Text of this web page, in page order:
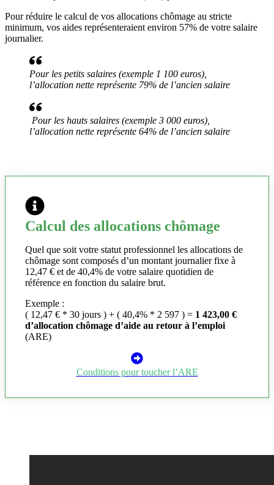
Pour réduire le calcul de vos allocations chômage au stricte
minimum, vos aides représenteraient environ 57% de votre salaire
journalier.
Pour les petits salaires (exemple 1 100 euros),
l’allocation nette représente 79% de l’ancien salaire
Pour les hauts salaires (exemple 3 000 euros),
l’allocation nette représente 64% de l’ancien salaire
Calcul des allocations chômage
Quel que soit votre statut professionnel les allocations de
chômage sont composés d’un montant journalier fixe à
12,47 € et de 40,4% de votre salaire quotidien de
référence en fonction du salaire brut.
Exemple :
( 12,47 € * 30 jours ) + ( 40,4% * 2 597 ) = 1 423,00 €
d’allocation chômage d’aide au retour à l’emploi
(ARE)
Conditions pour toucher l’ARE